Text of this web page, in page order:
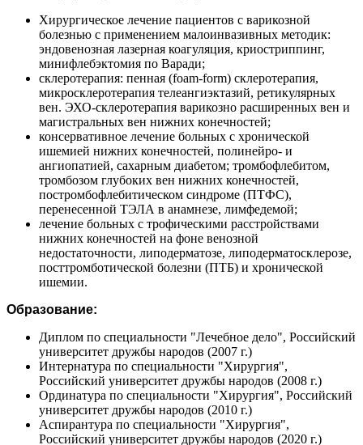
Хирургическое лечение пациентов с варикозной
болезнью с применением малоинвазивных методик:
эндовенозная лазерная коагуляция, криостриппинг,
минифлебэктомия по Варади;
склеротерапия: пенная (foam-form) склеротерапия,
микросклеротерапия телеангиэктазий, ретикулярных
вен. ЭХО-склеротерапия варикозно расширенных вен и
магистральных вен нижних конечностей;
консервативное лечение больных с хронической
ишемией нижних конечностей, полинейро- и
ангиопатией, сахарным диабетом; тромбофлебитом,
тромбозом глубоких вен нижних конечностей,
постромбофлебитическом синдроме (ПТФС),
перенесенной ТЭЛА в анамнезе, лимфедемой;
лечение больных с трофическими расстройствами
нижних конечностей на фоне венозной
недостаточности, липодерматозе, липодерматосклерозе,
посттромботической болезни (ПТБ) и хронической
ишемии.
Образование:
Диплом по специальности "Лечебное дело", Российский
университет дружбы народов (2007 г.)
Интернатура по специальности "Хирургия",
Российский университет дружбы народов (2008 г.)
Ординатура по специальности "Хирургия", Российский
университет дружбы народов (2010 г.)
Аспирантура по специальности "Хирургия",
Российский университет дружбы народов (2020 г.)